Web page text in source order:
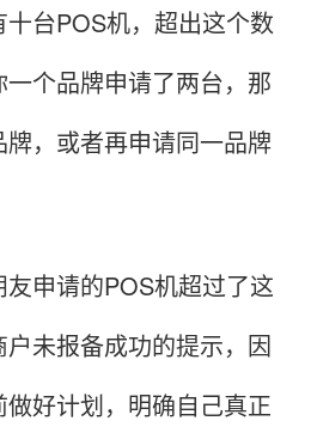
台POS机，超出这个数
个品牌申请了两台，那
，或者再申请同一品牌
申请的POS机超过了这
未报备成功的提示，因
好计划，明确自己真正